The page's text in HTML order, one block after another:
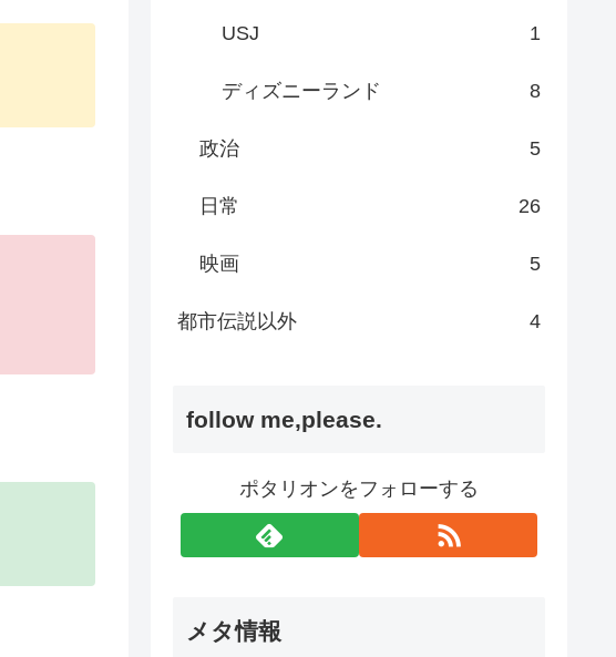
USJ 1
ディズニーランド 8
政治 5
日常 26
映画 5
都市伝説以外 4
follow me,please.
ポタリオンをフォローする
メタ情報